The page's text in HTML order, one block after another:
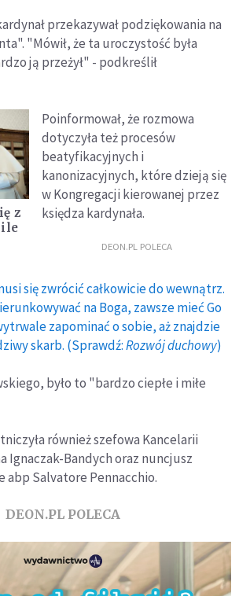
przekazywał podziękowania na
"Mówił, że ta uroczystość była
ją przeżył" - podkreślił
z
Poinformował, że rozmowa
dotyczyła też procesów
beatyfikacyjnych i
kanonizacyjnych, które dzieją się
w Kongregacji kierowanej przez
księdza kardynała.
DEON.PL POLECA
się zwrócić całkowicie do wewnątrz.
na Boga, zawsze mieć Go
zapominać o sobie, aż znajdzie
skarb. (Sprawdź:Rozwój duchowy)
było to "bardzo ciepłe i miłe
również szefowa Kancelarii
Ignaczak-Bandych oraz nuncjusz
abp Salvatore Pennacchio.
DEON.PL POLECA